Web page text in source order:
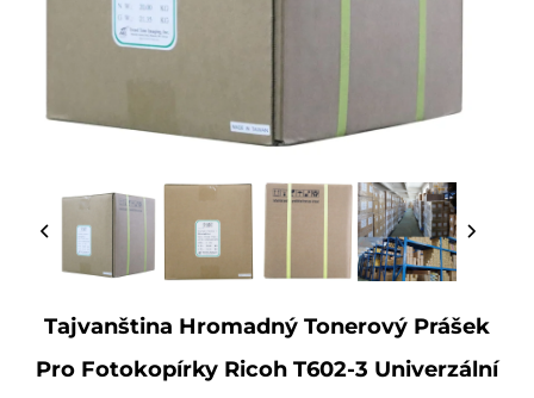
Tajvanština Hromadný Tonerový Prášek
Pro Fotokopírky Ricoh T602-3 Univerzální